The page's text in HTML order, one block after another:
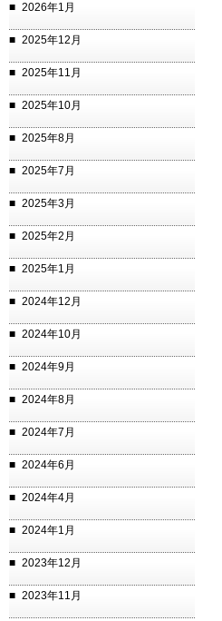
2026年1月
2025年12月
2025年11月
2025年10月
2025年8月
2025年7月
2025年3月
2025年2月
2025年1月
2024年12月
2024年10月
2024年9月
2024年8月
2024年7月
2024年6月
2024年4月
2024年1月
2023年12月
2023年11月